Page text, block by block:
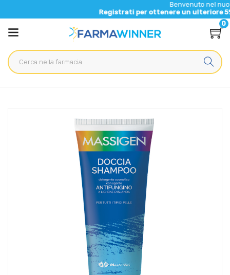
Benvenuto nel nuovo sito di
Registrati per ottenere un ulteriore 5% di
0
200 Ml
Cosmesi /Capelli /Capelli Unisex
Marco Viti Farmaceutici Massigen Docciashampoo Antifungino
200 Ml